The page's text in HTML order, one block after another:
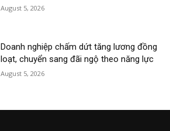
August 5, 2026
Doanh nghiệp chấm dứt tăng lương đồng
loạt, chuyển sang đãi ngộ theo năng lực
August 5, 2026